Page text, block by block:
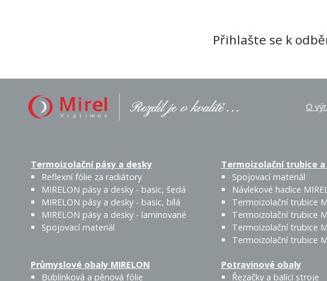
Přihlašte se k
O
Termoizolační pásy a desky
Reflexní fólie za radiátory
MIRELON pásy a desky - basic, šedá
MIRELON pásy a desky - basic, bílá
MIRELON pásy a desky - laminované
Spojovací materiál
Termoizolační trubice
Spojovací materiál
Návlekové hadice
Termoizolační trubice
Termoizolační trubice
Termoizolační trubice
Termoizolační trubice
Průmyslové obaly MIRELON
Bublinková a pěnová fólie
Potravinové obaly
Řezačky a balící stroje